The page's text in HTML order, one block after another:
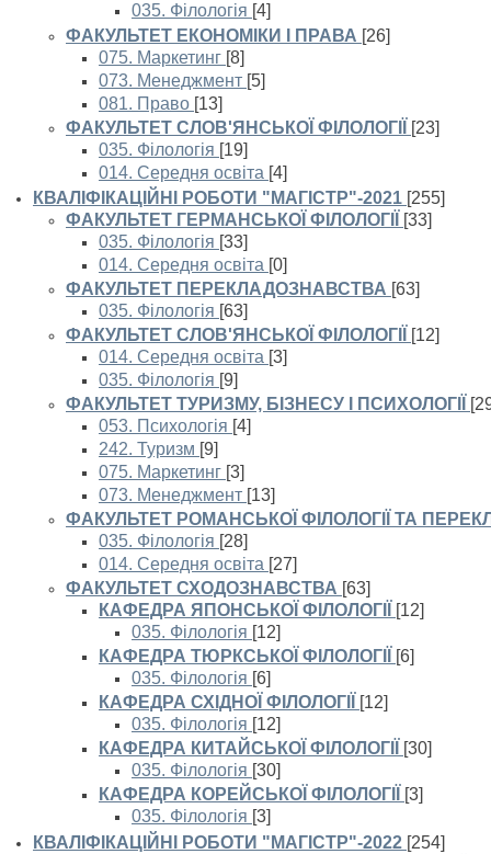
035. Філологія [4]
ФАКУЛЬТЕТ ЕКОНОМІКИ І ПРАВА [26]
075. Маркетинг [8]
073. Менеджмент [5]
081. Право [13]
ФАКУЛЬТЕТ СЛОВ'ЯНСЬКОЇ ФІЛОЛОГІЇ
[23]
035. Філологія [19]
014. Середня освіта [4]
КВАЛІФІКАЦІЙНІ РОБОТИ "МАГІСТР"-2021 [255]
ФАКУЛЬТЕТ ГЕРМАНСЬКОЇ ФІЛОЛОГІЇ
[33]
035. Філологія [33]
014. Середня освіта [0]
ФАКУЛЬТЕТ ПЕРЕКЛАДОЗНАВСТВА [63]
035. Філологія [63]
ФАКУЛЬТЕТ СЛОВ'ЯНСЬКОЇ ФІЛОЛОГІЇ
[12]
014. Середня освіта [3]
035. Філологія [9]
ФАКУЛЬТЕТ ТУРИЗМУ, БІЗНЕСУ І ПСИХОЛОГІЇ
053. Психологія [4]
242. Туризм [9]
075. Маркетинг [3]
073. Менеджмент [13]
ФАКУЛЬТЕТ РОМАНСЬКОЇ ФІЛОЛОГІЇ ТА
035. Філологія [28]
014. Середня освіта [27]
ФАКУЛЬТЕТ СХОДОЗНАВСТВА [63]
КАФЕДРА ЯПОНСЬКОЇ ФІЛОЛОГІЇ
[12]
035. Філологія [12]
КАФЕДРА ТЮРКСЬКОЇ ФІЛОЛОГІЇ
[6]
035. Філологія [6]
КАФЕДРА СХІДНОЇ ФІЛОЛОГІЇ
[12]
035. Філологія [12]
КАФЕДРА КИТАЙСЬКОЇ ФІЛОЛОГІЇ
[30]
035. Філологія [30]
КАФЕДРА КОРЕЙСЬКОЇ ФІЛОЛОГІЇ
[3]
035. Філологія [3]
КВАЛІФІКАЦІЙНІ РОБОТИ "МАГІСТР"-2022 [254]